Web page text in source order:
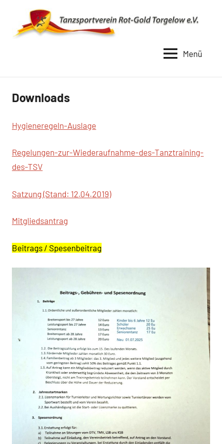
springen
Rot
Gold
1990
Menü
Downloads
Hygieneregeln-Auslage
Regelungen-zur-Wiederaufnahme-des-Tanztraining-
des-TSV
Satzung (Stand: 12.04.2019)
Mitgliedsantrag
Beitrags / Spesenbeitrag